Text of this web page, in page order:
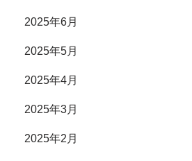
2025年6月
2025年5月
2025年4月
2025年3月
2025年2月